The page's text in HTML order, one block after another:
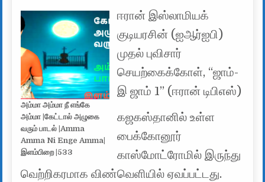
அம்மா அம்மா நீ எங்கே
அம்மா |கேட்டால் அழுகை
வரும் பாடல் |Amma
Amma Ni Enge Amma|
இளம்பிறை |533
ஈரான் இஸ்லாமியக்
குடியரசின் (ஐஆர்ஐபி)
முதல் புவிசார்
செயற்கைக்கோள், “ஜாம்-
இ ஜாம் 1” (ஈரான் டிபிஎஸ்)
கஜகஸ்தானில் உள்ள
பைக்கோனூர்
காஸ்மோட்ரோமில் இருந்து
வெற்றிகரமாக விண்வெளியில் ஏவப்பட்டது.